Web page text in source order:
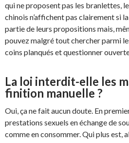
qui ne proposent pas les branlettes,
chinois n’affichent pas clairement si
partie de leurs propositions mais,
pouvez malgré tout chercher parmi
coins planqués et questionner
La loi interdit-elle les
finition manuelle ?
Oui, ça ne fait aucun doute. En
prestations sexuels en échange de
comme en consommer. Qui plus est,